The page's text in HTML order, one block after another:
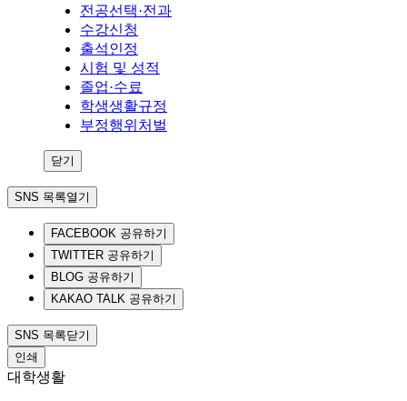
전공선택·전과
수강신청
출석인정
시험 및 성적
졸업·수료
학생생활규정
부정행위처벌
닫기
SNS 목록열기
FACEBOOK 공유하기
TWITTER 공유하기
BLOG 공유하기
KAKAO TALK 공유하기
SNS 목록닫기
인쇄
대학생활